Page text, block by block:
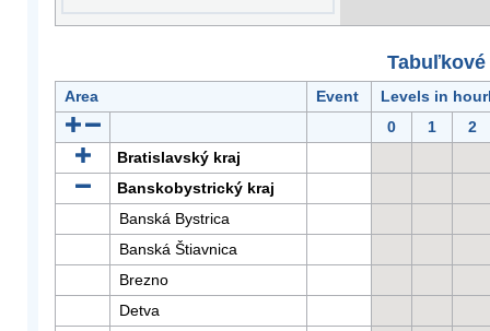
Area Event
Levels in
0
1
2
Bratislavský kraj
Banskobystrický kraj
Banská Bystrica
Banská Štiavnica
Brezno
Detva